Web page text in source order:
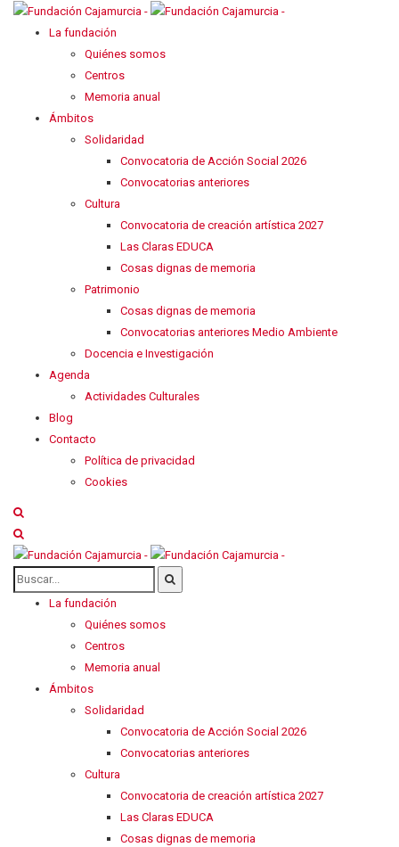
La fundación
Quiénes somos
Centros
Memoria anual
Ámbitos
Solidaridad
Convocatoria de Acción Social 2026
Convocatorias anteriores
Cultura
Convocatoria de creación artística 2027
Las Claras EDUCA
Cosas dignas de memoria
Patrimonio
Cosas dignas de memoria
Convocatorias anteriores Medio Ambiente
Docencia e Investigación
Agenda
Actividades Culturales
Blog
Contacto
Política de privacidad
Cookies
La fundación
Quiénes somos
Centros
Memoria anual
Ámbitos
Solidaridad
Convocatoria de Acción Social 2026
Convocatorias anteriores
Cultura
Convocatoria de creación artística 2027
Las Claras EDUCA
Cosas dignas de memoria